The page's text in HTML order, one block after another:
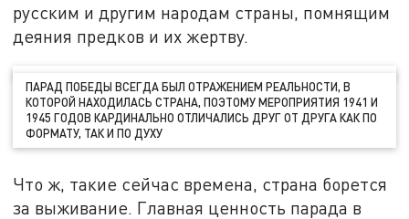
русским и другим народам страны, помнящим
деяния предков и их жертву.
ПАРАД ПОБЕДЫ ВСЕГДА БЫЛ ОТРАЖЕНИЕМ РЕАЛЬНОСТИ, В
КОТОРОЙ НАХОДИЛАСЬ СТРАНА, ПОЭТОМУ МЕРОПРИЯТИЯ 1941 И
1945 ГОДОВ КАРДИНАЛЬНО ОТЛИЧАЛИСЬ ДРУГ ОТ ДРУГА КАК ПО
ФОРМАТУ, ТАК И ПО ДУХУ
Что ж, такие сейчас времена, страна борется
за выживание. Главная ценность парада в